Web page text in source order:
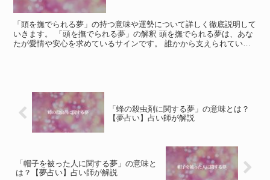
「頭を撫でられる夢」の持つ意味や運勢について詳しく徹底説明して
いきます。 「頭を撫でられる夢」の解釈 頭を撫でられる夢は、あな
たが愛情や安心を求めているサインです。 誰かから支えられている
「蜂の殺虫剤に関する夢」の意味とは？
【夢占い】占い師が解説
「帽子を被った人に関する夢」の意味と
は？【夢占い】占い師が解説